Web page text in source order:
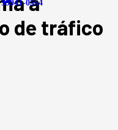
0564
de tráfico